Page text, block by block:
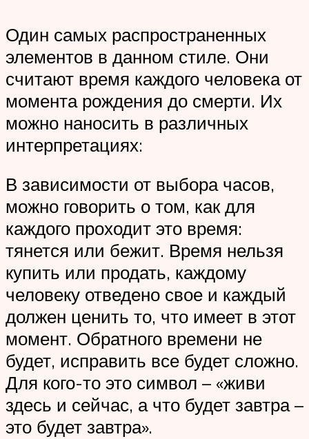
Один самых распространенных
элементов в данном стиле. Они
считают время каждого человека от
момента рождения до смерти. Их
можно наносить в различных
интерпретациях:
В зависимости от выбора часов,
можно говорить о том, как для
каждого проходит это время:
тянется или бежит. Время нельзя
купить или продать, каждому
человеку отведено свое и каждый
должен ценить то, что имеет в этот
момент. Обратного времени не
будет, исправить все будет сложно.
Для кого-то это символ – «живи
здесь и сейчас, а что будет завтра –
это будет завтра».